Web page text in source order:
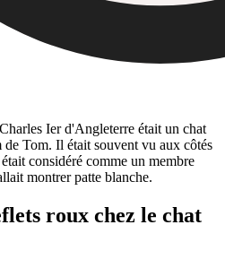
Ier d'Angleterre était un chat
Tom. Il était souvent vu aux côtés
considéré comme un membre
montrer patte blanche.
roux chez le chat